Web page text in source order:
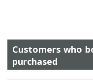
Customers who
purchased